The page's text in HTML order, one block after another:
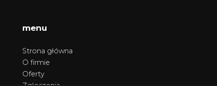
menu
Strona główna
O firmie
Oferty